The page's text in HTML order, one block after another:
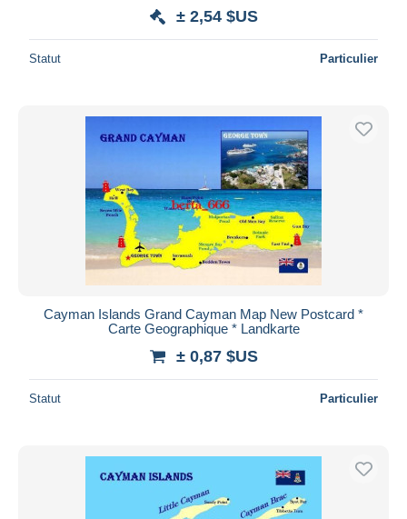
± 2,54 $US
Statut Particulier
Cayman Islands Grand Cayman Map New Postcard *
Carte Geographique * Landkarte
± 0,87 $US
Statut Particulier